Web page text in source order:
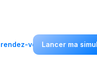
vousLancer ma